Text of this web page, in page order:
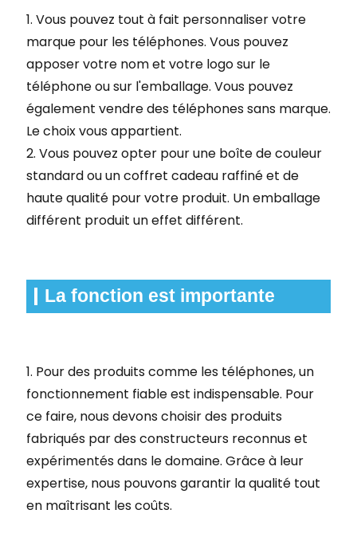
1. Vous pouvez tout à fait personnaliser votre
marque pour les téléphones. Vous pouvez
apposer votre nom et votre logo sur le
téléphone ou sur l'emballage. Vous pouvez
également vendre des téléphones sans marque.
Le choix vous appartient.
2. Vous pouvez opter pour une boîte de couleur
standard ou un coffret cadeau raffiné et de
haute qualité pour votre produit. Un emballage
différent produit un effet différent.
La fonction est importante
1. Pour des produits comme les téléphones, un
fonctionnement fiable est indispensable. Pour
ce faire, nous devons choisir des produits
fabriqués par des constructeurs reconnus et
expérimentés dans le domaine. Grâce à leur
expertise, nous pouvons garantir la qualité tout
en maîtrisant les coûts.